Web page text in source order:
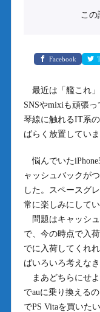
この
Facebook
最近は「艦これ」
SNSやmixiも頑張
琴線に触れるIT系
ばらく放置していま
悩んでいた
ャッシュバックが
した。スペースグ
常に楽しみにしてい
問題はキャッシュ
で、今の時点で入
でに入荷してくれ
ばいろいろ考えな
まあどちらにせよ
でauに乗り換える
でPS Vitaを買いた